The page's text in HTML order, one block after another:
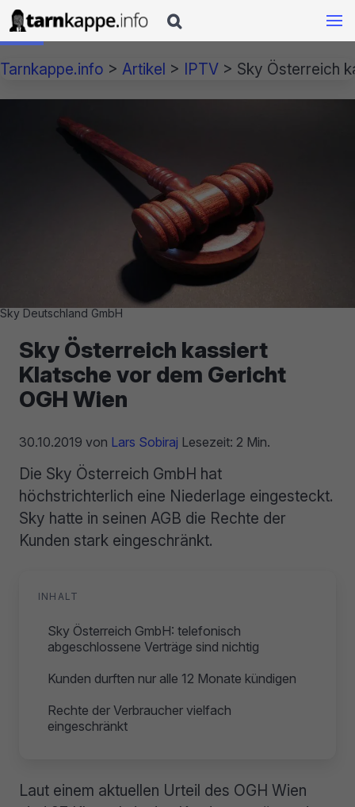

Tarnkappe.info > Artikel > IPTV > Sky Österreich
Sky Deutschland GmbH
Sky Österreich kassiert
Klatsche vor dem Gericht
OGH Wien
30.10.2019 von Lars Sobiraj Lesezeit: 2 Min.
Die Sky Österreich GmbH hat
höchstrichterlich eine Niederlage eingesteckt.
Sky hatte in seinen AGB die Rechte der
Kunden stark eingeschränkt.
INHALT
Sky Österreich GmbH: telefonisch
abgeschlossene Verträge sind nichtig
Kunden durften nur alle 12 Monate kündigen
Rechte der Verbraucher vielfach
eingeschränkt
Laut einem aktuellen Urteil des OGH Wien